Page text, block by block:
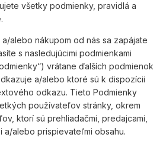
všetky podmienky, pravidlá a
alebo nákupom od nás sa zapájate
s nasledujúcimi podmienkami
vrátane ďalších podmienok
a/alebo ktoré sú k dispozícii
odkazu. Tieto Podmienky
používateľov stránky, okrem
ktorí sú prehliadačmi, predajcami,
a/alebo prispievateľmi obsahu.